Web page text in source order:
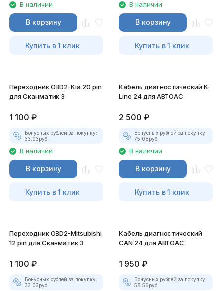
В наличии
В корзину
Купить в 1 клик
В наличии
В корзину
Купить в 1 клик
Переходник OBD2-Kia 20 pin
для Сканматик 3
1 100 ₽
Бонусных рублей за покупку:
33.03руб.
В наличии
В корзину
Купить в 1 клик
Кабель диагностический K-
Line 24 для АВТОАС
2 500 ₽
Бонусных рублей за покупку:
75.08руб.
В наличии
В корзину
Купить в 1 клик
Переходник OBD2-Mitsubishi
12 pin для Сканматик 3
1 100 ₽
Бонусных рублей за покупку:
33.03руб.
Кабель диагностический
CAN 24 для АВТОАС
1 950 ₽
Бонусных рублей за покупку:
58.56руб.